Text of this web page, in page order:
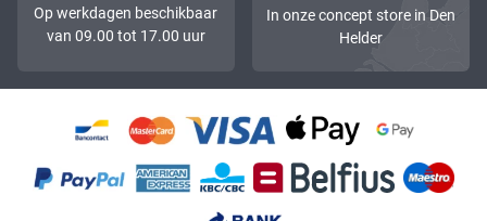
Op werkdagen beschikbaar
van 09.00 tot 17.00 uur
In onze concept store in Den
Helder